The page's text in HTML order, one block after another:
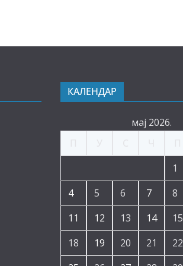
КАЛЕНДАР
мај 2026.
1
4
5 6 7 8
11
12 13 14 15
18
19 20 21 22